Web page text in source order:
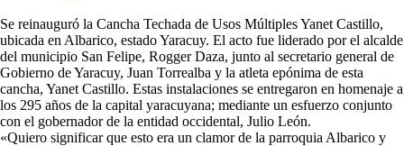
Se reinauguró la Cancha Techada de Usos Múltiples Yanet Castillo,
ubicada en Albarico, estado Yaracuy. El acto fue liderado por el alcalde
del municipio San Felipe, Rogger Daza, junto al secretario general de
Gobierno de Yaracuy, Juan Torrealba y la atleta epónima de esta
cancha, Yanet Castillo. Estas instalaciones se entregaron en homenaje a
los 295 años de la capital yaracuyana; mediante un esfuerzo conjunto
con el gobernador de la entidad occidental, Julio León.
«Quiero significar que esto era un clamor de la parroquia Albarico y